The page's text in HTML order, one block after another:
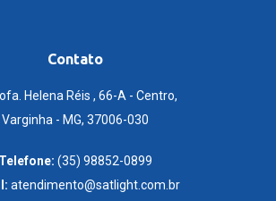
Contato
Helena Réis , 66-A - Centro,
Varginha - MG, 37006-030
Telefone: (35) 98852-0899
atendimento@satlight.com.br